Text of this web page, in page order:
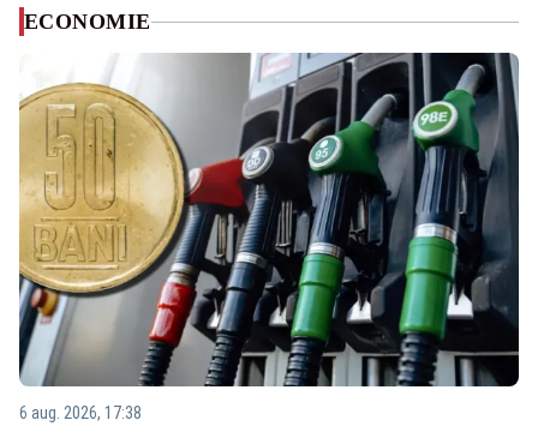
ECONOMIE
6 aug. 2026, 17:38